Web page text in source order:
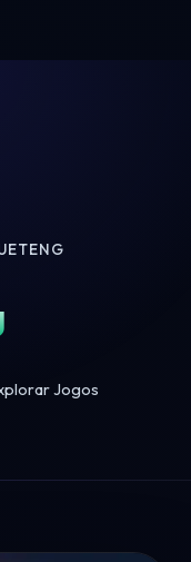
Jogos